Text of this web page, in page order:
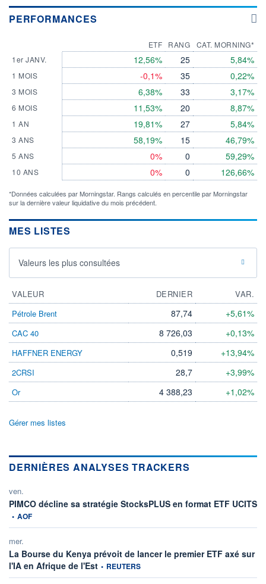
PERFORMANCES
1er JANV.
1 MOIS
3 MOIS
6 MOIS
1 AN
3 ANS
5 ANS
10 ANS
ETF
12,56%
-0,1%
6,38%
11,53%
19,81%
58,19%
0%
0%
RANG
25
35
33
20
27
15
0
0
CAT. MORNING*
5,84%
0,22%
3,17%
8,87%
5,84%
46,79%
59,29%
126,66%
*Données calculées par Morningstar. Rangs calculés en percentile par Morningstar
sur la dernière valeur liquidative du mois précédent.
MES LISTES
Valeurs les plus consultées
VALEUR DERNIER
VAR.
Pétrole Brent
87,74 +5,61%
CAC 40 8 726,03 +0,13%
HAFFNER ENERGY 0,519 +13,94%
2CRSI 28,7 +3,99%
Or 4 388,23 +1,02%
Gérer mes listes
DERNIÈRES ANALYSES TRACKERS
ven.
PIMCO décline sa stratégie StocksPLUS en format ETF UCITS
• AOF
mer.
La Bourse du Kenya prévoit de lancer le premier ETF axé sur
l'IA en Afrique de l'Estinformation fournie par
• REUTERS